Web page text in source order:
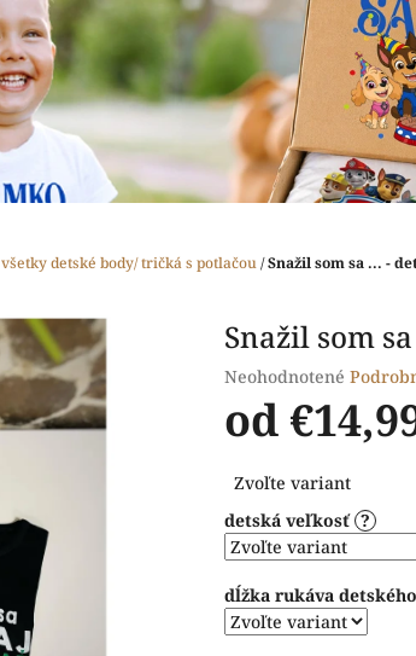
všetky detské body/ tričká s potlačou/Snažil som sa ... -
Snažil som
Priemerné
hodnotenie
produktu
0,0
5
hviezdičiek.
Neohodnotené
od
cena:
Zvoľte variant
detská veľkosť ?
dĺžka rukáva